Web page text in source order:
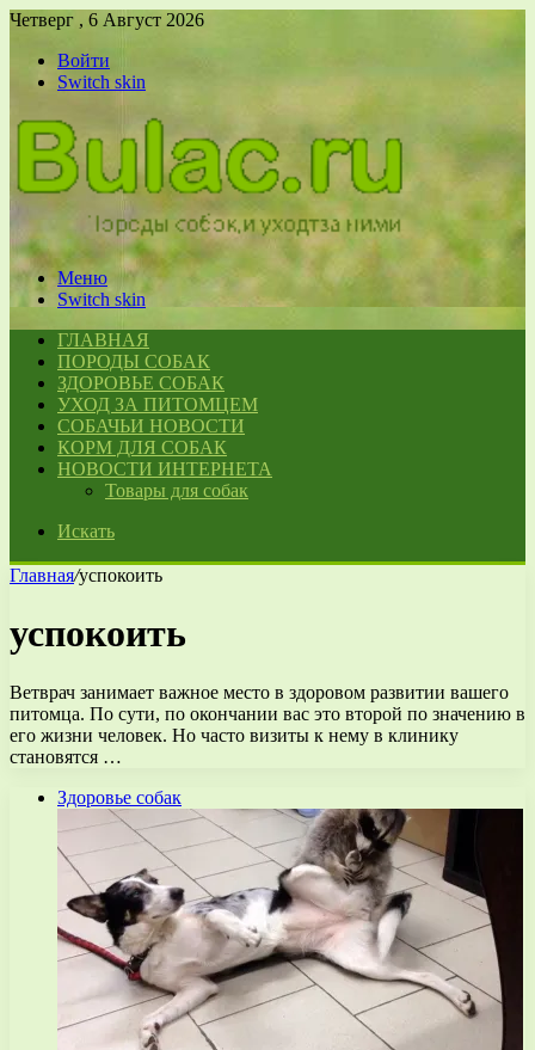
Четверг , 6 Август 2026
Войти
Switch skin
Меню
Switch skin
ГЛАВНАЯ
ПОРОДЫ СОБАК
ЗДОРОВЬЕ СОБАК
УХОД ЗА ПИТОМЦЕМ
СОБАЧЬИ НОВОСТИ
КОРМ ДЛЯ СОБАК
НОВОСТИ ИНТЕРНЕТА
Товары для собак
Искать
Главная/успокоить
успокоить
Ветврач занимает важное место в здоровом развитии вашего
питомца. По сути, по окончании вас это второй по значению в
его жизни человек. Но часто визиты к нему в клинику
становятся …
Здоровье собак